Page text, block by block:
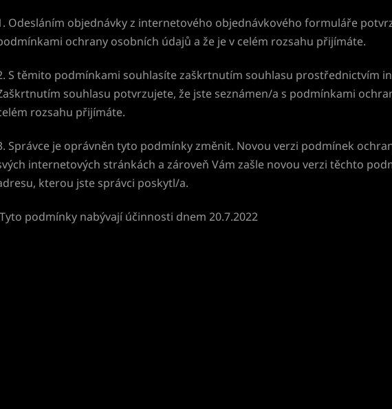
Odesláním objednávky z internetového objednávkového formuláře
ochrany osobních údajů a že je v celém rozsahu přijímáte.
S těmito podmínkami souhlasíte zaškrtnutím souhlasu prostřednictvím
souhlasu potvrzujete, že jste seznámen/a s podmínkami
rozsahu přijímáte.
Správce je oprávněn tyto podmínky změnit. Novou verzi podmínek
internetových stránkách a zároveň Vám zašle novou verzi těchto
kterou jste správci poskytl/a.
Tyto podmínky nabývají účinnosti dnem 20.7.2022